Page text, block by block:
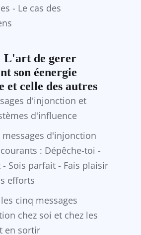
- Le cas des
L'art de gerer
son éenergie
et celle des autres
d'injonction et
d'influence
messages d'injonction
: Dépêche-toi -
- Sois parfait - Fais plaisir
efforts
cinq messages
chez soi et chez les
en sortir